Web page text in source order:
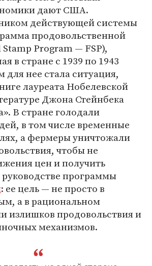
дают США.
действующей системы
продовольственной
Program — FSP),
в стране с 1939 по 1943
нее стала ситуация,
лауреата Нобелевской
Джона Стейнбека
В стране голодали
в том числе временные
а фермеры уничтожали
чтобы не
цен и получить
программы
: ее цель — не просто в
а в рациональном
излишков продовольствия и
механизмов.